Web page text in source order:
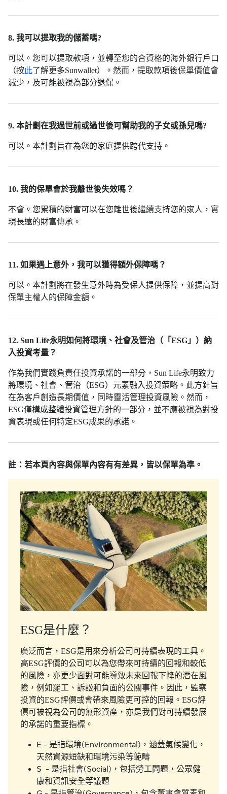
8. 我可以提取我的儲蓄嗎?
可以。您可以提取款項，並轉至您的合資格的海外銀行戶口
（按此了解更多Sunwallet）。然而，提取款項後保單價值會
減少，及可能被視為部分退保。
9. 本計劃在我過世前或過世後可幫助我的子女或孫兒嗎?
可以。本計劃旨在為您的家庭提供跨代支持。
10. 我的保單會於我離世後失效嗎？
不會。您累積的財富可以在您離世後繼續支持您的家人，實
現長遠的財富傳承。
11. 如果遇上意外，我可以獲得額外保障嗎？
可以。本計劃將在發生意外時為受保人提供保障，並提高對
保單主權人的保障金額。
12. Sun Life永明如何將環境、社會及管治（「ESG」）納
入投資考量？
作為我們實踐負責任投資承諾的一部分，Sun Life永明致力
將環境、社會、管治（ESG）元素融入投資策略。此方針旨
在為客戶創造長期價值，同時靈活管理投資風險。然而，
ESG僅構成整體投資管理方針的一部分，並不應被視為對投
資表現或任何特定ESG成果的承諾。
註：若本頁內容與保單內容有有差異，皆以保單為準。
ESG是什麼？
廣泛而言，ESG是用來分析公司可持續表現的工具。
高ESG評價的公司可以為您帶來可持續的回報和較低
的風險，亦更少面對可能導致未來回報下降的潛在風
險，例如罷工、訴訟和負面的公關事件。因此，監察
投資的ESG評價或會帶來風險更可控的回報。ESG評
價可被視為公司的無形資產，亦是我們對可持續發展
的承諾的重要指標。
E - 是指環境(Environmental)，涵蓋氣候變化，
天然資源短缺和環境污染等範疇
S - 是指社會(Social)，包括勞工問題，公眾健
康和資訊安全等議題